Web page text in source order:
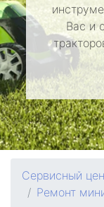
Вас и
Сервисный
Ремонт